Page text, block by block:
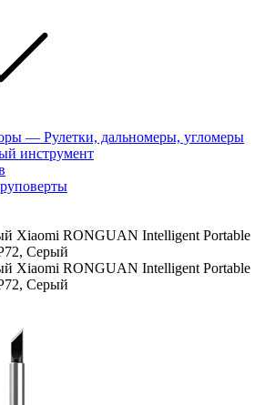
— Рулетки, дальномеры, угломеры
инструмент
Xiaomi RONGUAN Intelligent Portable
Серый
Xiaomi RONGUAN Intelligent Portable
Серый